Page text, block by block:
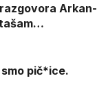
Arkan-
pič*ice.